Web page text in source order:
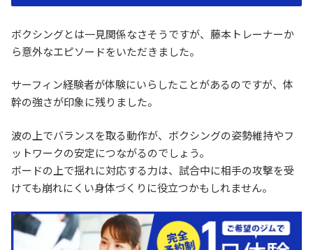
ボクシングとは一見関係なさそうですが、藤本トレーナーか
ら意外なエピソードをいただきました。
サーフィン経験者が体験にいらしたことがあるのですが、体
幹の強さが印象に残りました。
波の上でバランスを取る動作が、ボクシングの姿勢維持やフ
ットワークの安定につながるのでしょう。
ボードの上で揺れに対応する力は、試合中に相手の攻撃を受
けても崩れにくい身体づくりに役立つかもしれません。